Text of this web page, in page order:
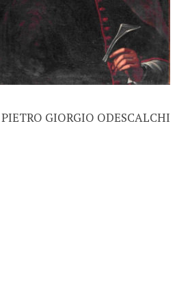
GIORGIO ODESCALCHI